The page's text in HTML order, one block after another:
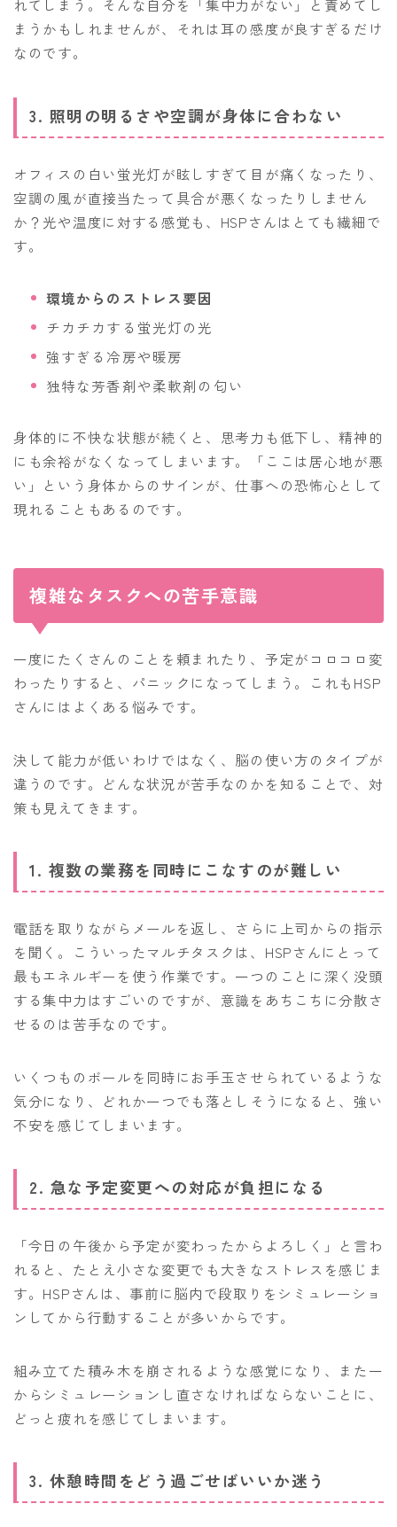
れてしまう。そんな自分を「集中力がない」と責めてし
まうかもしれませんが、それは耳の感度が良すぎるだけ
なのです。
3. 照明の明るさや空調が身体に合わない
オフィスの白い蛍光灯が眩しすぎて目が痛くなったり、
空調の風が直接当たって具合が悪くなったりしません
か？光や温度に対する感覚も、HSPさんはとても繊細で
す。
環境からのストレス要因
チカチカする蛍光灯の光
強すぎる冷房や暖房
独特な芳香剤や柔軟剤の匂い
身体的に不快な状態が続くと、思考力も低下し、精神的
にも余裕がなくなってしまいます。「ここは居心地が悪
い」という身体からのサインが、仕事への恐怖心として
現れることもあるのです。
複雑なタスクへの苦手意識
一度にたくさんのことを頼まれたり、予定がコロコロ変
わったりすると、パニックになってしまう。これもHSP
さんにはよくある悩みです。
決して能力が低いわけではなく、脳の使い方のタイプが
違うのです。どんな状況が苦手なのかを知ることで、対
策も見えてきます。
1. 複数の業務を同時にこなすのが難しい
電話を取りながらメールを返し、さらに上司からの指示
を聞く。こういったマルチタスクは、HSPさんにとって
最もエネルギーを使う作業です。一つのことに深く没頭
する集中力はすごいのですが、意識をあちこちに分散さ
せるのは苦手なのです。
いくつものボールを同時にお手玉させられているような
気分になり、どれか一つでも落としそうになると、強い
不安を感じてしまいます。
2. 急な予定変更への対応が負担になる
「今日の午後から予定が変わったからよろしく」と言わ
れると、たとえ小さな変更でも大きなストレスを感じま
す。HSPさんは、事前に脳内で段取りをシミュレーショ
ンしてから行動することが多いからです。
組み立てた積み木を崩されるような感覚になり、また一
からシミュレーションし直さなければならないことに、
どっと疲れを感じてしまいます。
3. 休憩時間をどう過ごせばいいか迷う